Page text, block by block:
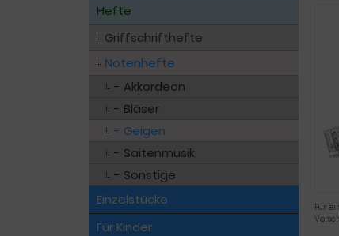
Für
Hefte
Griffschrifthefte
Notenhefte
- Akkordeon
- Bläser
- Geigen
- Saitenmusik
- Sonstige
Einzelstücke
Für Kinder